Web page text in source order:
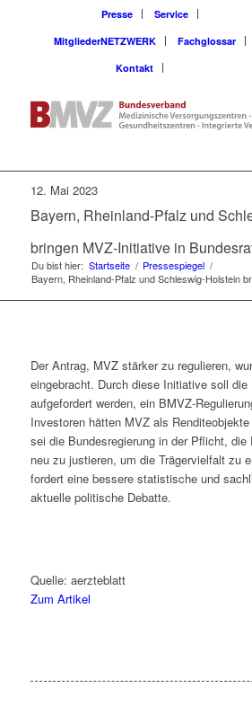
Presse
Service
MitgliederNETZWERK
Fachglossar
Kontakt
12. Mai 2023
Bayern, Rheinland-Pfalz und
bringen MVZ-Initiative in
Du bist hier: Startseite / Pressespiegel /
Bayern, Rheinland-Pfalz und Schleswig-Holstein
Der Antrag, MVZ stärker zu regulieren,
eingebracht. Durch diese Initiative soll die
aufgefordert werden, ein BMVZ-
Investoren hätten MVZ als
sei die Bundesregierung in der Pflicht, die
neu zu justieren, um die Trägervielfalt zu
fordert eine bessere statistische und
aktuelle politische Debatte.
Quelle: aerzteblatt
Zum Artikel